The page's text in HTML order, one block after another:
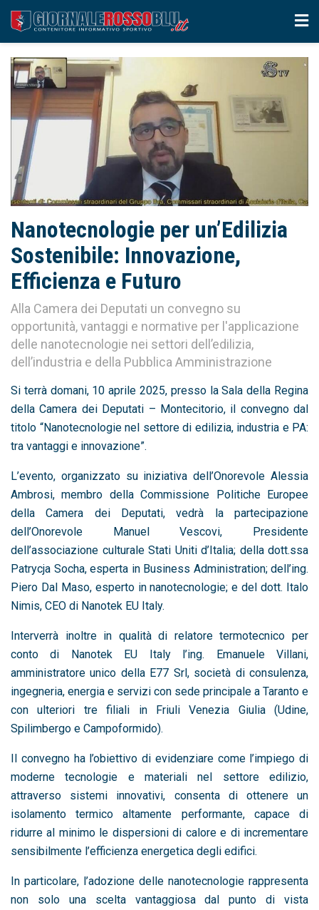
Nanotecnologie per un’Edilizia
Sostenibile: Innovazione,
Efficienza e Futuro
Alla Camera dei Deputati un convegno su
opportunità, vantaggi e normative per l'applicazione
delle nanotecnologie nei settori dell’edilizia,
dell’industria e della Pubblica Amministrazione
Si terrà domani, 10 aprile 2025, presso la Sala della Regina
della Camera dei Deputati – Montecitorio, il convegno dal
titolo “Nanotecnologie nel settore di edilizia, industria e PA:
tra vantaggi e innovazione”.
L’evento, organizzato su iniziativa dell’Onorevole Alessia
Ambrosi, membro della Commissione Politiche Europee
della Camera dei Deputati, vedrà la partecipazione
dell’Onorevole Manuel Vescovi, Presidente
dell’associazione culturale Stati Uniti d’Italia; della dott.ssa
Patrycja Socha, esperta in Business Administration; dell’ing.
Piero Dal Maso, esperto in nanotecnologie; e del dott. Italo
Nimis, CEO di Nanotek EU Italy.
Interverrà inoltre in qualità di relatore termotecnico per
conto di Nanotek EU Italy l’ing. Emanuele Villani,
amministratore unico della E77 Srl, società di consulenza,
ingegneria, energia e servizi con sede principale a Taranto e
con ulteriori tre filiali in Friuli Venezia Giulia (Udine,
Spilimbergo e Campoformido).
Il convegno ha l’obiettivo di evidenziare come l’impiego di
moderne tecnologie e materiali nel settore edilizio,
attraverso sistemi innovativi, consenta di ottenere un
isolamento termico altamente performante, capace di
ridurre al minimo le dispersioni di calore e di incrementare
sensibilmente l’efficienza energetica degli edifici.
In particolare, l’adozione delle nanotecnologie rappresenta
non solo una scelta vantaggiosa dal punto di vista